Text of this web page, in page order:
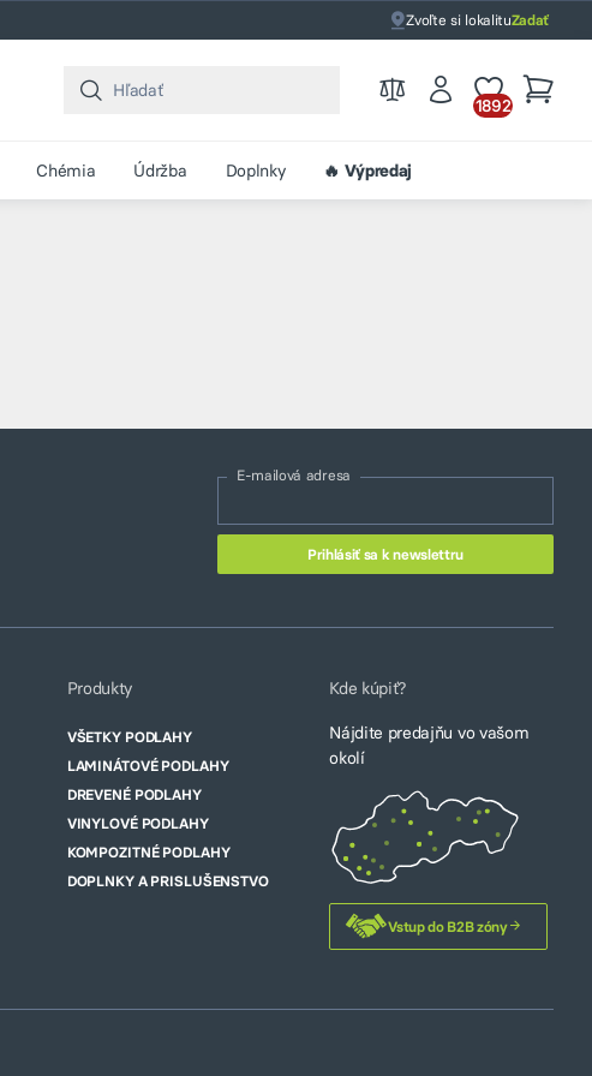
Zvoľte si lokalituZadať
1892
Chémia Údržba Doplnky 🔥 Výpredaj
E-mailová adresa
Produkty
VŠETKY PODLAHY
LAMINÁTOVÉ PODLAHY
DREVENÉ PODLAHY
VINYLOVÉ PODLAHY
KOMPOZITNÉ PODLAHY
DOPLNKY A PRISLUŠENSTVO
Kde kúpiť?
Nájdite predajňu vo vašom
okolí
Vstup do B2B zóny